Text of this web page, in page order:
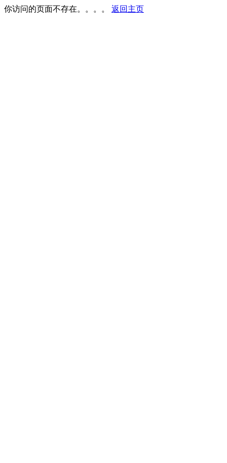
你访问的页面不存在。。。。 返回主页